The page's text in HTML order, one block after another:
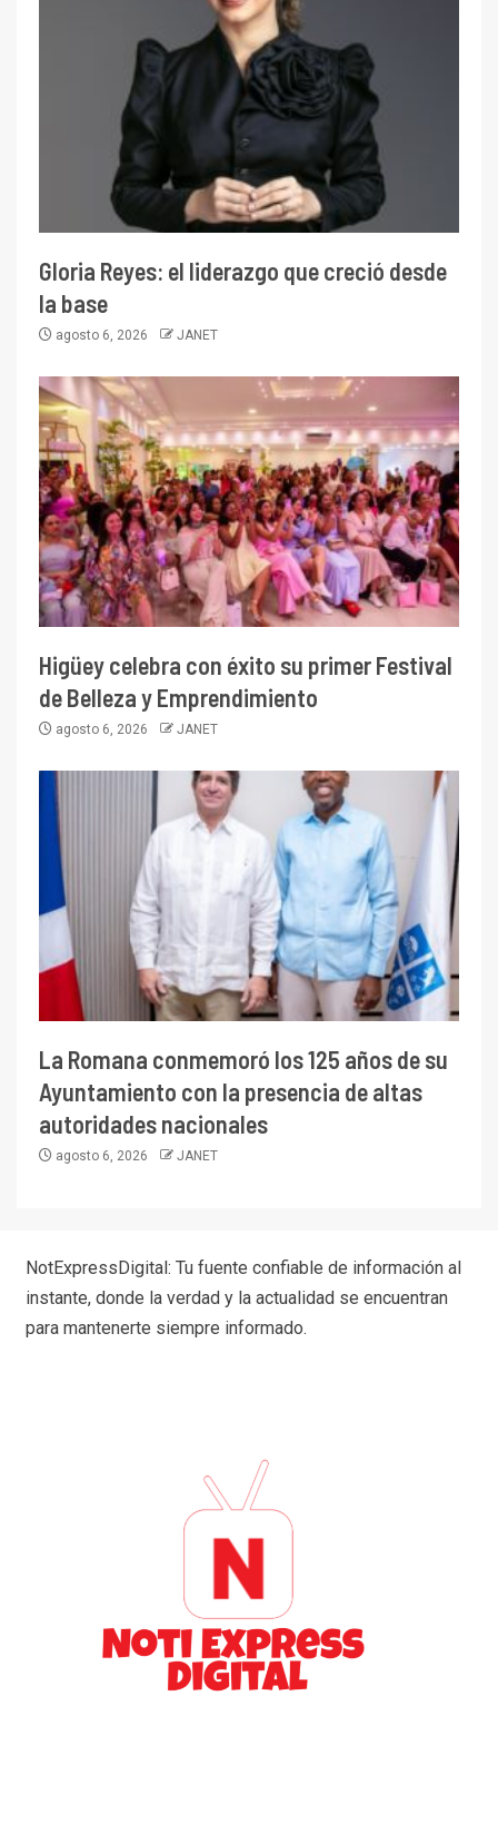
Gloria Reyes: el liderazgo que creció desde
la base
agosto 6, 2026 JANET
Higüey celebra con éxito su primer Festival
de Belleza y Emprendimiento
agosto 6, 2026 JANET
La Romana conmemoró los 125 años de su
Ayuntamiento con la presencia de altas
autoridades nacionales
agosto 6, 2026 JANET
NotExpressDigital: Tu fuente confiable de información al
instante, donde la verdad y la actualidad se encuentran
para mantenerte siempre informado.